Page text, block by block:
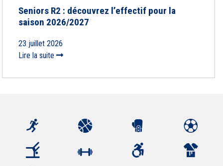
Seniors R2 : découvrez l’effectif pour la
saison 2026/2027
23 juillet 2026
Lire la suite